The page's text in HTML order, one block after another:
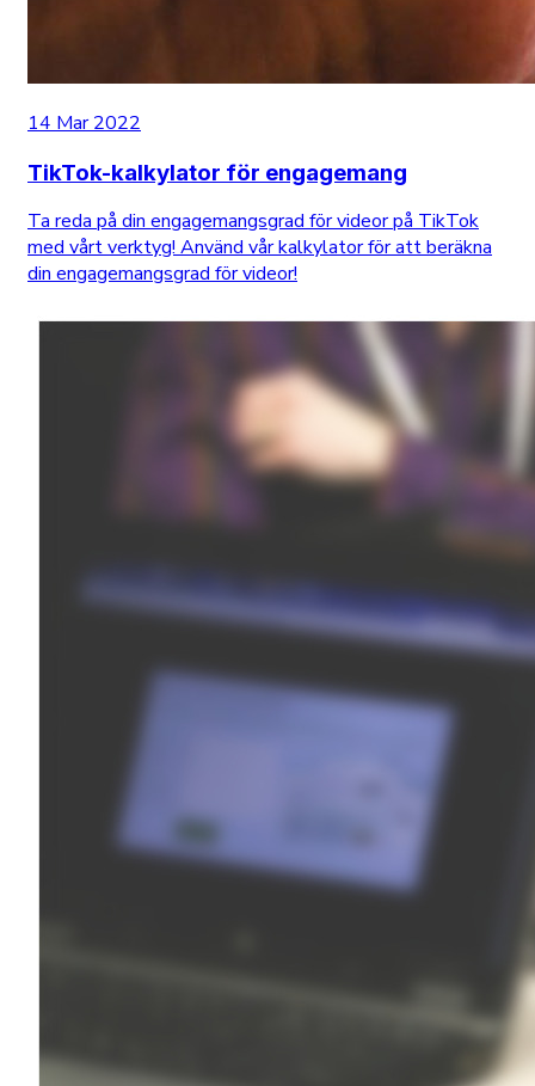
14 Mar 2022
TikTok-kalkylator för engagemang
Ta reda på din engagemangsgrad för videor på TikTok
med vårt verktyg! Använd vår kalkylator för att beräkna
din engagemangsgrad för videor!